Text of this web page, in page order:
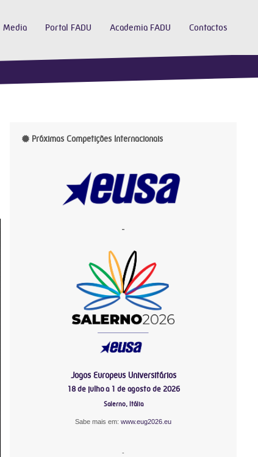
Media Portal FADU Academia FADU Contactos
Próximas Competições Internacionais
-
Jogos Europeus Universitários
18 de julho a 1 de agosto de 2026
Salerno, Itália
Sabe mais em:www.eug2026.eu
-